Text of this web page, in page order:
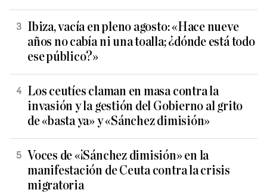
Ibiza, vacía en pleno agosto: «Hace nueve
años no cabía ni una toalla; ¿dónde está todo
ese público?»
Los ceutíes claman en masa contra la
invasión y la gestión del Gobierno al grito
de «basta ya» y «Sánchez dimisión»
Voces de «¡Sánchez dimisión» en la
manifestación de Ceuta contra la crisis
migratoria